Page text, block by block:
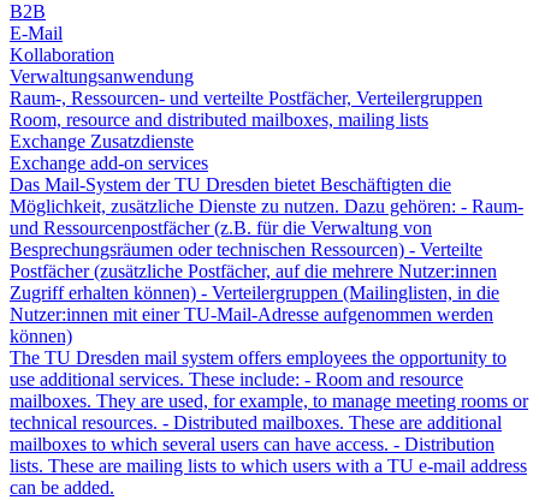
B2B
E-Mail
Kollaboration
Verwaltungsanwendung
Raum-, Ressourcen- und verteilte Postfächer, Verteilergruppen
Room, resource and distributed mailboxes, mailing lists
Exchange Zusatzdienste
Exchange add-on services
Das Mail-System der TU Dresden bietet Beschäftigten die
Möglichkeit, zusätzliche Dienste zu nutzen. Dazu gehören: - Raum-
und Ressourcenpostfächer (z.B. für die Verwaltung von
Besprechungsräumen oder technischen Ressourcen) - Verteilte
Postfächer (zusätzliche Postfächer, auf die mehrere Nutzer:innen
Zugriff erhalten können) - Verteilergruppen (Mailinglisten, in die
Nutzer:innen mit einer TU-Mail-Adresse aufgenommen werden
können)
The TU Dresden mail system offers employees the opportunity to
use additional services. These include: - Room and resource
mailboxes. They are used, for example, to manage meeting rooms or
technical resources. - Distributed mailboxes. These are additional
mailboxes to which several users can have access. - Distribution
lists. These are mailing lists to which users with a TU e-mail address
can be added.